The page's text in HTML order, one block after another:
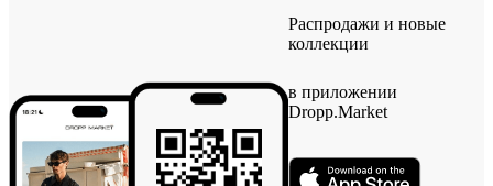
Распродажи и новые
коллекции
в приложении
Dropp.Market